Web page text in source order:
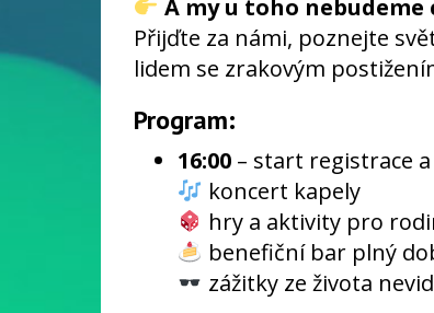
A my u toho nebudeme
Přijďte za námi, poznejte
lidem se zrakovým
Program:
16:00 – start registrace
koncert kapely
hry a aktivity pro
benefiční bar plný
zážitky ze života